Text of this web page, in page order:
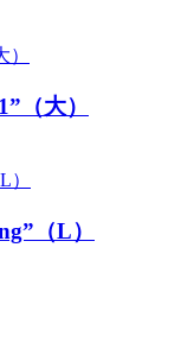
（大）
（L）